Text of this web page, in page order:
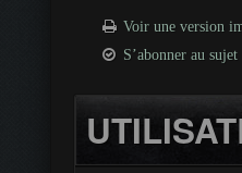
Voir une version
S’abonner au sujet